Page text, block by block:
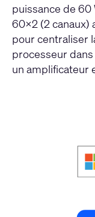
puissance de 60
60x2 (2 canaux)
pour centraliser
processeur
un amplificateur